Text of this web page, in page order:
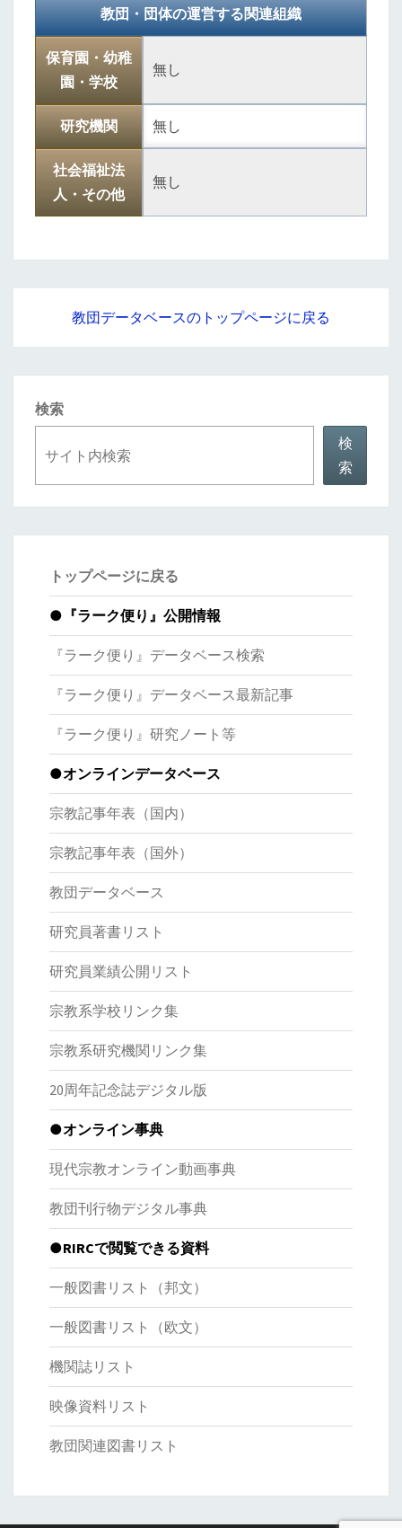
教団・団体の運営する関連組織
保育園・幼稚
園・学校
無し
研究機関 無し
社会福祉法
人・その他
無し
教団データベースのトップページに戻る
検索
検
索
トップページに戻る
● 『ラーク便り』公開情報
『ラーク便り』データベース検索
『ラーク便り』データベース最新記事
『ラーク便り』研究ノート等
●オンラインデータベース
宗教記事年表（国内）
宗教記事年表（国外）
教団データベース
研究員著書リスト
研究員業績公開リスト
宗教系学校リンク集
宗教系研究機関リンク集
20周年記念誌デジタル版
●オンライン事典
現代宗教オンライン動画事典
教団刊行物デジタル事典
●RIRCで閲覧できる資料
一般図書リスト（邦文）
一般図書リスト（欧文）
機関誌リスト
映像資料リスト
教団関連図書リスト